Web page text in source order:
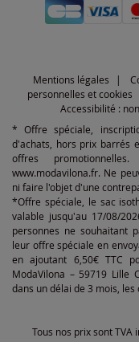
Mentions légales
personnelles et cookies
Accessibilité :
* Offre spéciale,
d'achats, hors prix barrés
offres
www.modavilona.fr. Ne
ni faire l'objet d'une
*Offre spéciale, le sac
valable jusqu'au 17/08/
personnes ne souhaitant
leur offre spéciale en
en ajoutant 6,50€ TTC
ModaVilona – 59719 Lille
dans un délai de 3 mois,
Tous nos prix sont